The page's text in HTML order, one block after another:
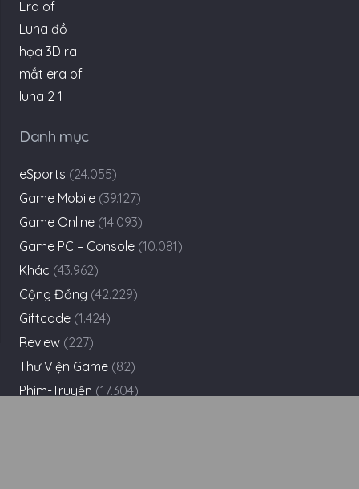
Danh mục
eSports (24.055)
Game Mobile (39.127)
Game Online (14.093)
Game PC – Console (10.081)
Khác (43.962)
Cộng Đồng (42.229)
Giftcode (1.424)
Review (227)
Thư Viện Game (82)
Phim-Truyện (17.304)